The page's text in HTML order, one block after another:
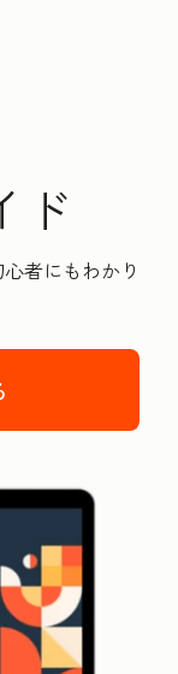
ド
者にもわかり